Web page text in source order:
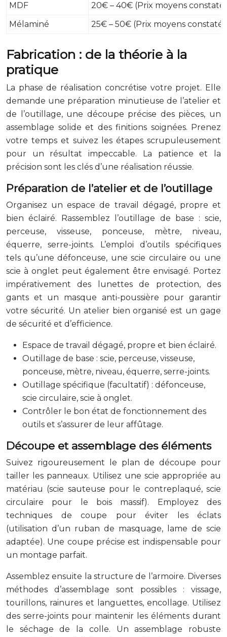
MDF
20€ – 40€ (Prix moyens
Mélaminé
25€ – 50€ (Prix moyens
Fabrication : de la théorie à la
pratique
La phase de réalisation concrétise votre projet. Elle
demande une préparation minutieuse de l’atelier et
de l’outillage, une découpe précise des pièces, un
assemblage solide et des finitions soignées. Prenez
votre temps et suivez les étapes scrupuleusement
pour un résultat impeccable. La patience et la
précision sont les clés d’une réalisation réussie.
Préparation de l’atelier et de l’outillage
Organisez un espace de travail dégagé, propre et
bien éclairé. Rassemblez l’outillage de base : scie,
perceuse, visseuse, ponceuse, mètre, niveau,
équerre, serre-joints. L’emploi d’outils spécifiques
tels qu’une défonceuse, une scie circulaire ou une
scie à onglet peut également être envisagé. Portez
impérativement des lunettes de protection, des
gants et un masque anti-poussière pour garantir
votre sécurité. Un atelier bien organisé est un gage
de sécurité et d’efficience.
Espace de travail dégagé, propre et bien éclairé.
Outillage de base : scie, perceuse, visseuse,
ponceuse, mètre, niveau, équerre, serre-joints.
Outillage spécifique (facultatif) : défonceuse,
scie circulaire, scie à onglet.
Contrôler le bon état de fonctionnement des
outils et s’assurer de leur affûtage.
Découpe et assemblage des éléments
Suivez rigoureusement le plan de découpe pour
tailler les panneaux. Utilisez une scie appropriée au
matériau (scie sauteuse pour le contreplaqué, scie
circulaire pour le bois massif). Employez des
techniques de coupe pour éviter les éclats
(utilisation d’un ruban de masquage, lame de scie
adaptée). Une coupe précise est indispensable pour
un montage parfait.
Assemblez ensuite la structure de l’armoire. Diverses
méthodes d’assemblage sont possibles : vissage,
tourillons, rainures et languettes, encollage. Utilisez
des serre-joints pour maintenir les éléments durant
le séchage de la colle. Un assemblage robuste